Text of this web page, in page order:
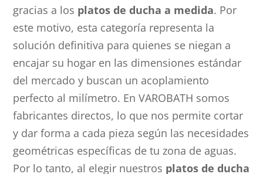
gracias a los platos de ducha a medida. Por
este motivo, esta categoría representa la
solución definitiva para quienes se niegan a
encajar su hogar en las dimensiones estándar
del mercado y buscan un acoplamiento
perfecto al milímetro. En VAROBATH somos
fabricantes directos, lo que nos permite cortar
y dar forma a cada pieza según las necesidades
geométricas específicas de tu zona de aguas.
Por lo tanto, al elegir nuestros platos de ducha